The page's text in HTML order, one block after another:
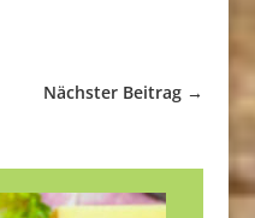
Nächster Beitrag →